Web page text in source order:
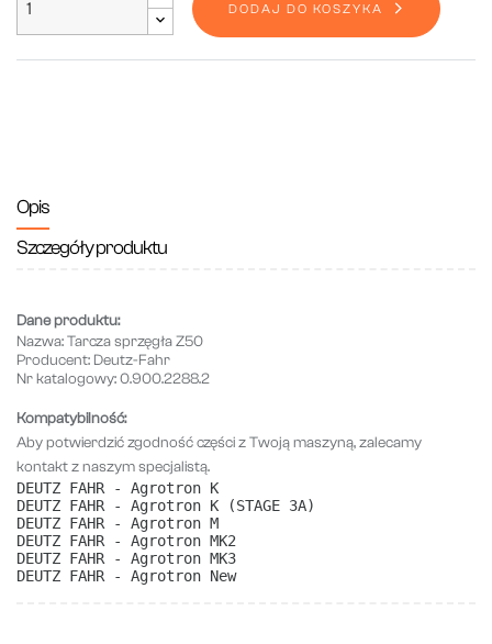
DODAJ DO KOSZYKA
Opis
Szczegóły produktu
Dane produktu:
Nazwa:Tarcza sprzęgła Z50
Producent: Deutz-Fahr
Nr katalogowy:0.900.2288.2
Kompatybilność:
Aby potwierdzić zgodność części z Twoją maszyną, zalecamy
kontakt z naszym specjalistą.
DEUTZ FAHR - Agrotron K
DEUTZ FAHR - Agrotron K (STAGE 3A)
DEUTZ FAHR - Agrotron M
DEUTZ FAHR - Agrotron MK2
DEUTZ FAHR - Agrotron MK3
DEUTZ FAHR - Agrotron New